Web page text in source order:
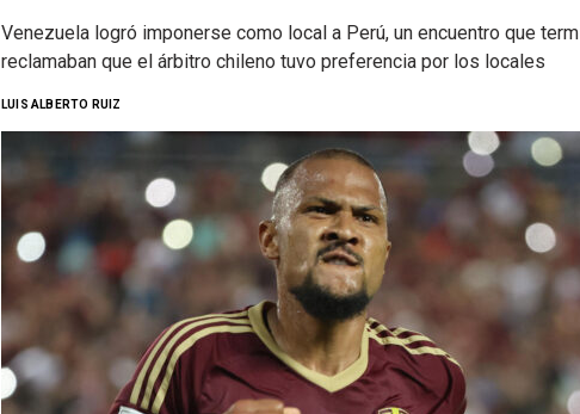
Venezuela logró imponerse como local a Perú, un encuentro que
reclamaban que el árbitro chileno tuvo preferencia por los locales
LUIS ALBERTO RUIZ